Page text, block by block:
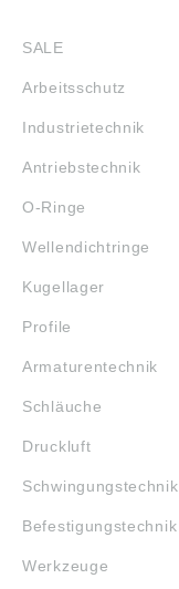
SALE
Arbeitsschutz
Industrietechnik
Antriebstechnik
O-Ringe
Wellendichtringe
Kugellager
Profile
Armaturentechnik
Schläuche
Druckluft
Schwingungstechnik
Befestigungstechnik
Werkzeuge